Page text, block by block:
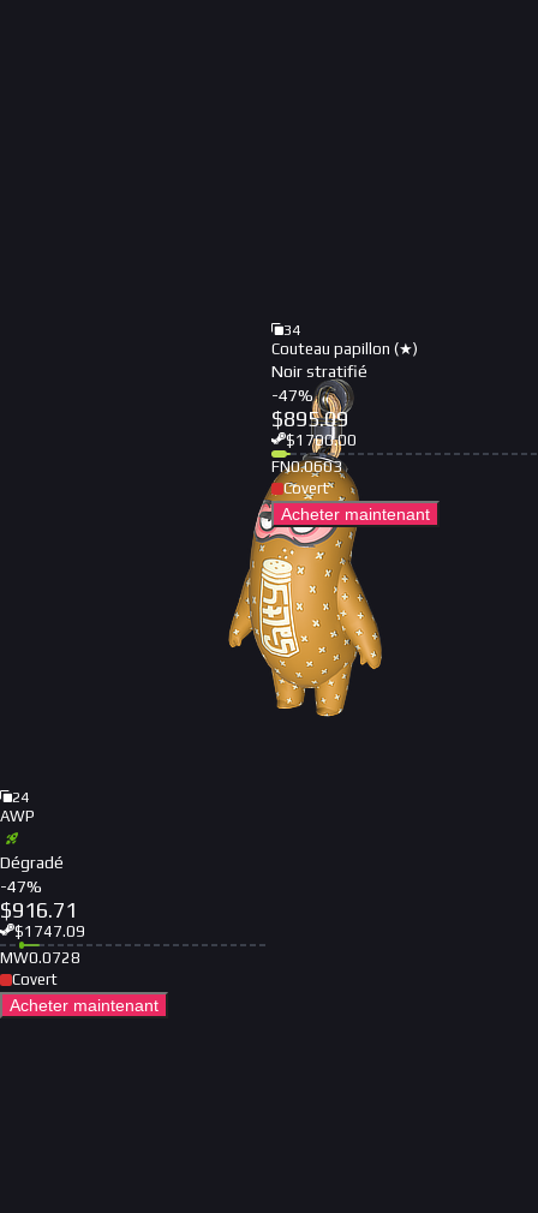
24
AWP
Dégradé
-47%
$916.71
$1747.09
MW0.0728
Covert
Acheter maintenant
34
Couteau papillon (★)
Noir stratifié
-47%
$895.09
$1700.00
FN0.0603
Covert
Acheter maintenant